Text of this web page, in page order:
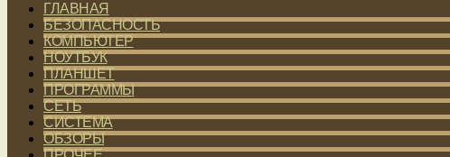
ГЛАВНАЯ
БЕЗОПАСНОСТЬ
КОМПЬЮТЕР
НОУТБУК
ПЛАНШЕТ
ПРОГРАММЫ
СЕТЬ
СИСТЕМА
ОБЗОРЫ